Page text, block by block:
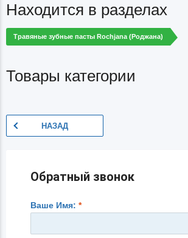
Находится в разделах
Травяные зубные пасты Rochjana (Роджана)
Товары категории
НАЗАД
Обратный звонок
Ваше Имя: *